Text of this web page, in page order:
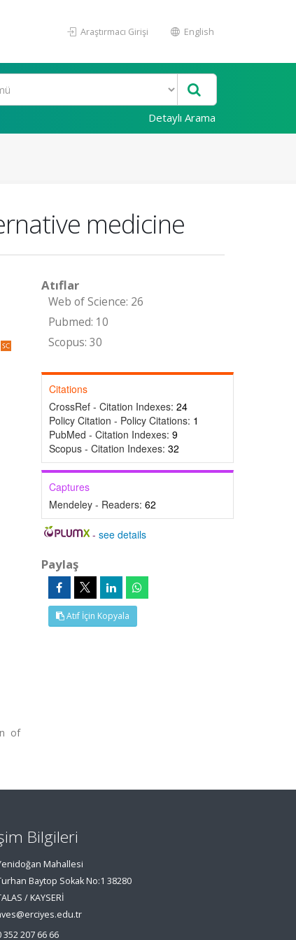
Araştırmacı Girişi English
Detaylı Arama
medicine
of
Atıflar
Web of Science: 26
Pubmed: 10
Scopus: 30
Citations
CrossRef - Citation Indexes: 24
Policy Citation - Policy Citations: 1
PubMed - Citation Indexes: 9
Scopus - Citation Indexes: 32
Captures
Mendeley - Readers: 62
-see details
Paylaş
Atıf İçin Kopyala
Bilgileri
Mahallesi
Baytop Sokak No:1 38280
/ KAYSERİ
352 207 66 66